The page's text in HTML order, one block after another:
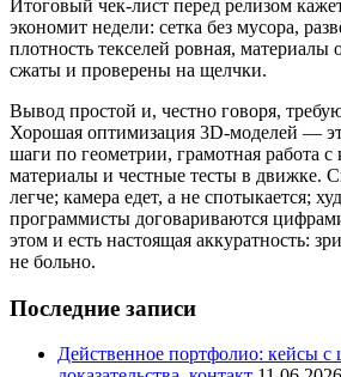
Итоговый чек‑лист перед релизом
экономит недели: сетка без мусора,
плотность текселей ровная,
сжаты и проверены на щелчки.
Вывод простой и, честно говоря,
Хорошая оптимизация 3D‑моделей —
шаги по геометрии, грамотная работа
материалы и честные тесты в движке.
легче; камера едет, а не спотыкается;
программисты договариваются
этом и есть настоящая аккуратность:
не больно.
Последние записи
Действенное портфолио: кейсы с